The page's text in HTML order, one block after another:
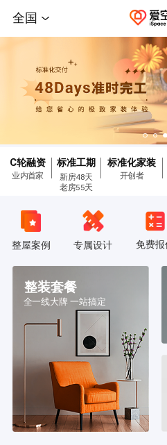
全国
C轮融资
业内首家
标准工期
新房48天
老房55天
标准化家装
开创者
整屋案例 专属设计 免费报
整装套餐
全一线大牌 一站搞定